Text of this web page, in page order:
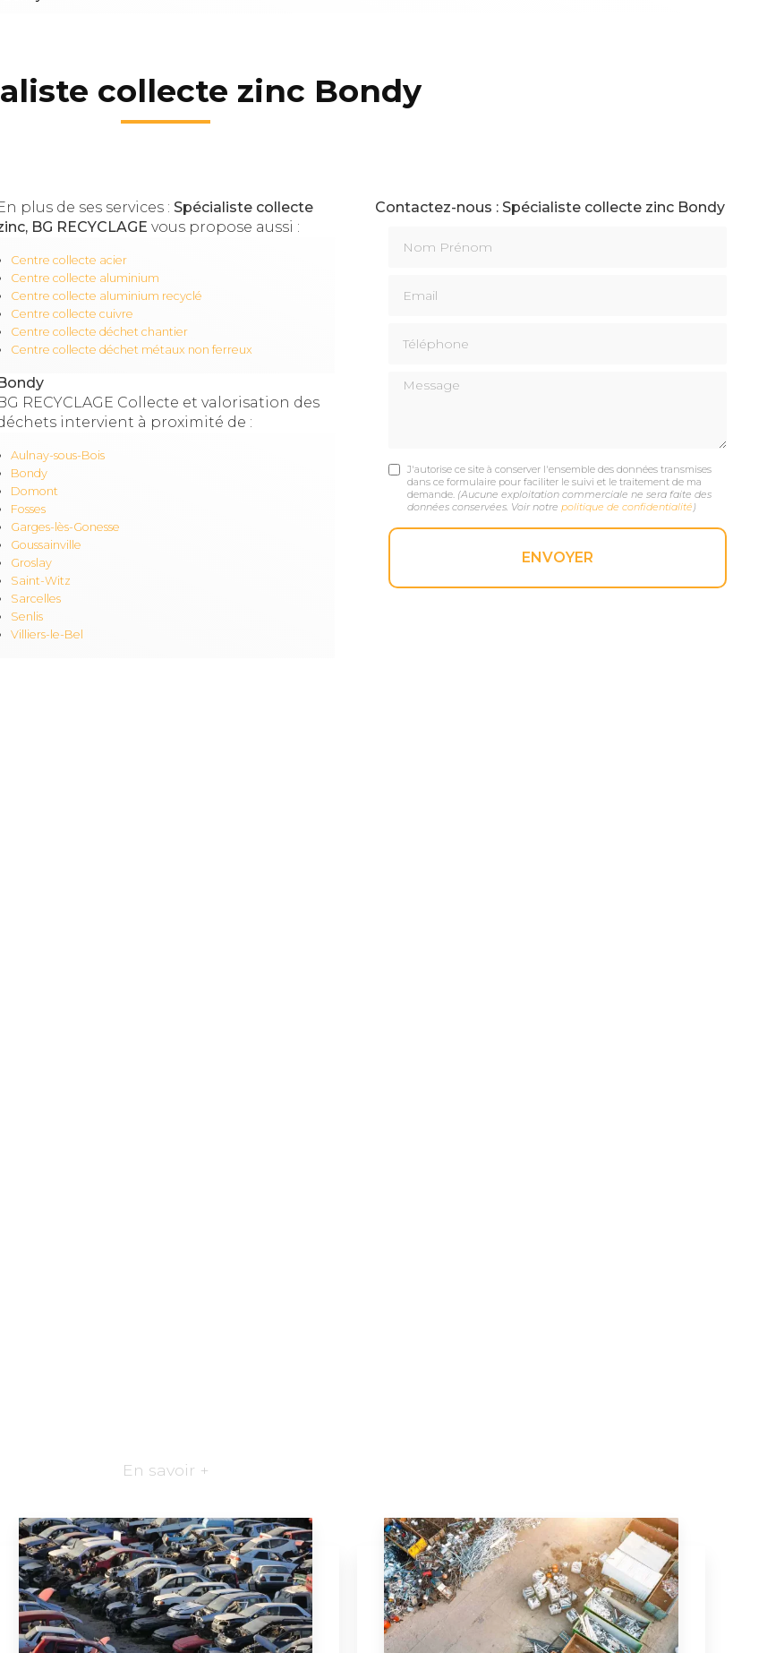
collecte zinc Bondy
plus de ses services : Spécialiste collecte
BG RECYCLAGE vous propose aussi :
Centre collecte acier
Centre collecte aluminium
Centre collecte aluminium recyclé
Centre collecte cuivre
Centre collecte déchet chantier
Centre collecte déchet métaux non ferreux
Bondy
RECYCLAGE Collecte et valorisation des
intervient à proximité de :
Aulnay-sous-Bois
Bondy
Domont
Fosses
Garges-lès-Gonesse
Goussainville
Groslay
Saint-Witz
Sarcelles
Senlis
Villiers-le-Bel
Contactez-nous : Spécialiste collecte zinc Bondy
Message
J'autorise ce site à conserver l'ensemble des données transmises
dans ce formulaire pour faciliter le suivi et le traitement de ma
demande. (Aucune exploitation commerciale ne sera faite des
données conservées. Voir notre politique de confidentialité )
En savoir +